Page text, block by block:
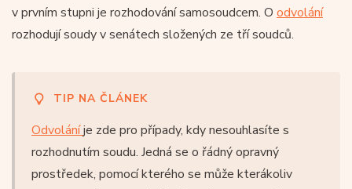
v prvním stupni je rozhodování samosoudcem. O odvolání
rozhodují soudy v senátech složených ze tří soudců.
TIP NA ČLÁNEK
Odvoláníje zde pro případy, kdy nesouhlasíte s
rozhodnutím soudu. Jedná se o řádný opravný
prostředek, pomocí kterého se může kterákoliv